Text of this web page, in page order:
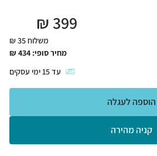
399
₪
משלוח 35 ₪
מחיר סופי: 434
₪
עד15 ימי עסקים
קניה מהירה
הוספה לעגלה